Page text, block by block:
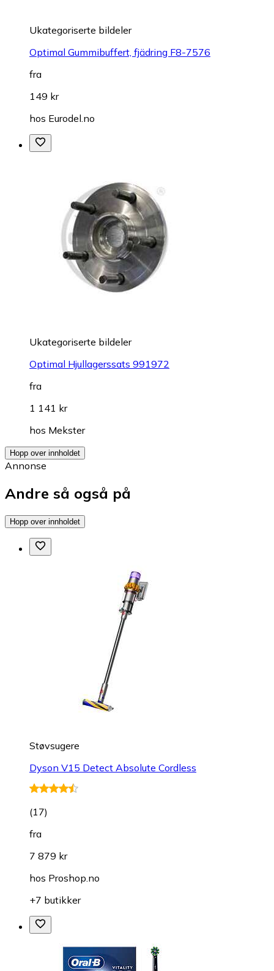
Ukategoriserte bildeler
Optimal Gummibuffert, fjädring F8-7576
fra
149 kr
hos Eurodel.no
Ukategoriserte bildeler
Optimal Hjullagerssats 991972
fra
1 141 kr
hos Mekster
Hopp over innholdet
Annonse
Andre så også på
Hopp over innholdet
Støvsugere
Dyson V15 Detect Absolute Cordless
(17)
fra
7 879 kr
hos Proshop.no
+7 butikker